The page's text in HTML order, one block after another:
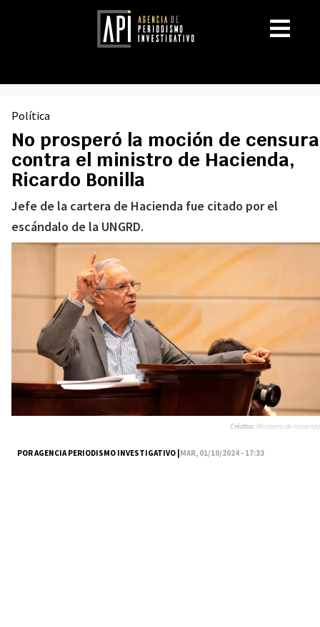
Política
No prosperó la moción de censura
contra el ministro de Hacienda,
Ricardo Bonilla
Jefe de la cartera de Hacienda fue citado por el
escándalo de la UNGRD.
POR AGENCIA PERIODISMO INVESTIGATIVO |MAR, 01/10/2024 - 17:33
Créditos:Ministerio de Hacienda